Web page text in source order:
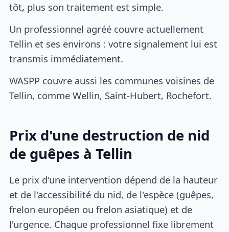
tôt, plus son traitement est simple.
Un professionnel agréé couvre actuellement
Tellin et ses environs : votre signalement lui est
transmis immédiatement.
WASPP couvre aussi les communes voisines de
Tellin, comme Wellin, Saint-Hubert, Rochefort.
Prix d'une destruction de nid
de guêpes à Tellin
Le prix d'une intervention dépend de la hauteur
et de l'accessibilité du nid, de l'espèce (guêpes,
frelon européen ou frelon asiatique) et de
l'urgence. Chaque professionnel fixe librement